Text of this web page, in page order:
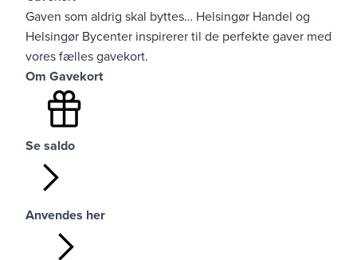
Gaven som aldrig skal byttes… Helsingør Handel og
Helsingør Bycenter inspirerer til de perfekte gaver med
vores fælles gavekort.
Om Gavekort
Se saldo
Anvendes her